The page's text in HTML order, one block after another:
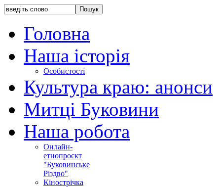
Головна
Наша історія
Особистості
Культура краю: анонси
Митці Буковини
Наша робота
Онлайн-
етнопроєкт
"Буковинське
Різдво"
Кінострічка